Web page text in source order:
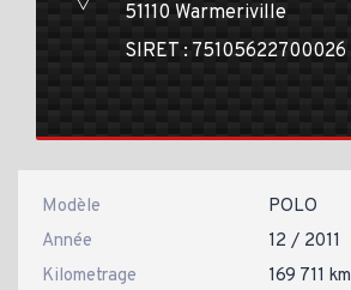
51110 Warmeriville
SIRET : 75105622700026
Modèle
POLO
Année
12 / 2011
Kilometrage
169 711 km